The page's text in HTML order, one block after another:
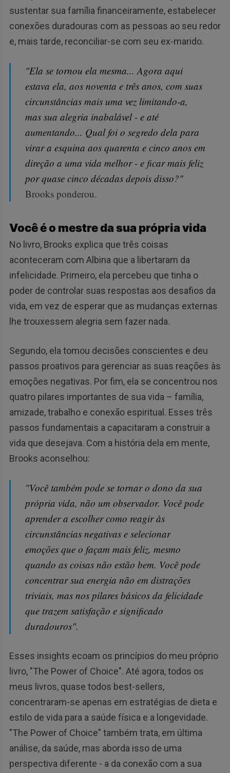
sustentar sua família financeiramente, estabelecer
conexões duradouras com as pessoas ao seu redor
e, mais tarde, reconciliar-se com seu ex-marido.
"Ela se tornou ela mesma... Agora aqui
estava ela, aos noventa e três anos, com suas
circunstâncias mais uma vez limitando-a,
mas sua alegria inabalável - e até
aumentando... Qual foi o segredo dela para
virar a esquina aos quarenta e cinco anos em
direção a uma vida melhor - e ficar mais feliz
por quase cinco décadas depois disso?"
Brooks ponderou.
Você é o mestre da sua própria vida
No livro, Brooks explica que três coisas
aconteceram com Albina que a libertaram da
infelicidade. Primeiro, ela percebeu que tinha o
poder de controlar suas respostas aos desafios da
vida, em vez de esperar que as mudanças externas
lhe trouxessem alegria sem fazer nada.
Segundo, ela tomou decisões conscientes e deu
passos proativos para gerenciar as suas reações às
emoções negativas. Por fim, ela se concentrou nos
quatro pilares importantes de sua vida – família,
amizade, trabalho e conexão espiritual. Esses três
passos fundamentais a capacitaram a construir a
vida que desejava. Com a história dela em mente,
Brooks aconselhou:
"Você também pode se tornar o dono da sua
própria vida, não um observador. Você pode
aprender a escolher como reagir às
circunstâncias negativas e selecionar
emoções que o façam mais feliz, mesmo
quando as coisas não estão bem. Você pode
concentrar sua energia não em distrações
triviais, mas nos pilares básicos da felicidade
que trazem satisfação e significado
duradouros".
Esses insights ecoam os princípios do meu próprio
livro, "The Power of Choice". Até agora, todos os
meus livros, quase todos best-sellers,
concentraram-se apenas em estratégias de dieta e
estilo de vida para a saúde física e a longevidade.
"The Power of Choice" também trata, em última
análise, da saúde, mas aborda isso de uma
perspectiva diferente - a da conexão com a sua